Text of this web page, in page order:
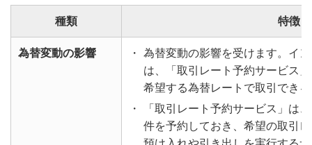
種類 特徴
為替変動の影響 ・
為替変動の影響を受けます。イ
は、「取引レート予約サービス
希望する為替レートで取引でき
・
「取引レート予約サービス」は
件を予約しておき、希望の取引